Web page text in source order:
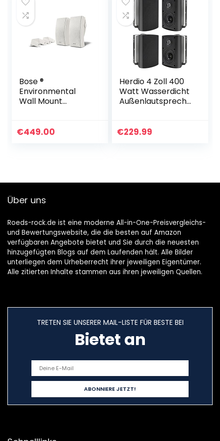
Bose ®
Environmental
Wall Mount
€449.00
Herdio 4 Zoll 400
Watt Wasserdicht
Außenlautspreche
Garten, Terrasse,
€229.99
Über uns
Roeds-rock.de ist eine moderne All-in-One-Preisvergleichs-
und Bewertungswebsite, die die besten auf Amazon
verfügbaren Angebote bietet und Sie durch die neuesten
hinzugefügten Blogs auf dem Laufenden hält. Alle Bilder
unterliegen dem Urheberrecht ihrer jeweiligen Eigentümer.
Alle zitierten Inhalte stammen aus ihren jeweiligen Quellen.
TRETEN SIE UNSERER MAIL-LISTE FÜR BESTE BEI
Bietet an